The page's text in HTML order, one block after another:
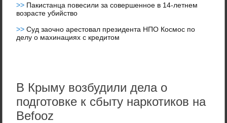
>> Пакистанца повесили за совершенное в 14-летнем
возрасте убийство
>>Суд заочно арестовал президента НПО Космос по
делу о махинациях с кредитом
В Крыму возбудили дела о
подготовке к сбыту наркотиков на
Befooz